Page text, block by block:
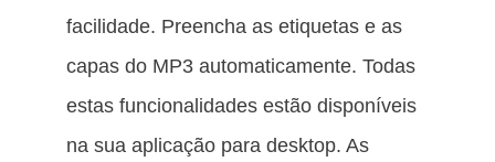
facilidade. Preencha as etiquetas e as
capas do MP3 automaticamente. Todas
estas funcionalidades estão disponíveis
na sua aplicação para desktop. As